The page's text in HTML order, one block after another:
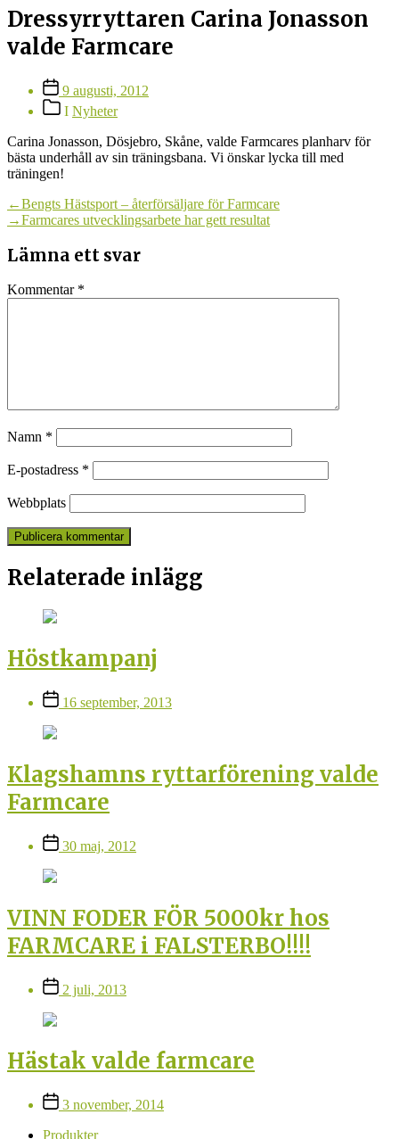
Dressyrryttaren Carina Jonasson
valde Farmcare
Inläggsdatum
9 augusti, 2012
Inläggskategorier
I Nyheter
Carina Jonasson, Dösjebro, Skåne, valde Farmcares planharv för
bästa underhåll av sin träningsbana. Vi önskar lycka till med
träningen!
Inläggsnavigering
←Föregående
inlägg:
Bengts Hästsport – återförsäljare för Farmcare
→Nästa
Farmcares utvecklingsarbete har gett resultat
Lämna ett svar
Kommentar *
Namn *
E-postadress *
Webbplats
Relaterade inlägg
Höstkampanj
Inläggsdatum
16 september, 2013
Klagshamns ryttarförening valde
Farmcare
Inläggsdatum
30 maj, 2012
VINN FODER FÖR 5000kr hos
FARMCARE i FALSTERBO!!!!
Inläggsdatum
2 juli, 2013
Hästak valde farmcare
Inläggsdatum
3 november, 2014
Produkter